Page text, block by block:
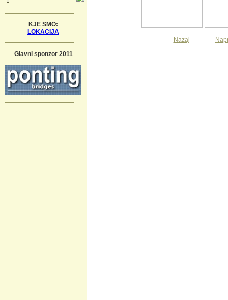
KJE SMO:
LOKACIJA
Glavni sponzor 2011
Nazaj -----------